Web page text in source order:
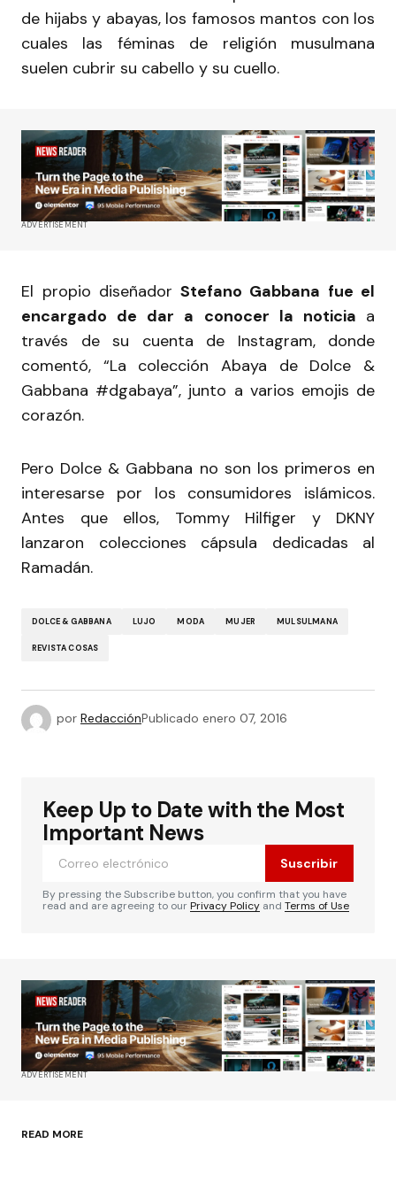
de hijabs y abayas, los famosos mantos con los
cuales las féminas de religión musulmana
suelen cubrir su cabello y su cuello.
ADVERTISEMENT
El propio diseñador Stefano Gabbana fue el
encargado de dar a conocer la noticia a
través de su cuenta de Instagram, donde
comentó, “La colección Abaya de Dolce &
Gabbana #dgabaya”, junto a varios emojis de
corazón.
Pero Dolce & Gabbana no son los primeros en
interesarse por los consumidores islámicos.
Antes que ellos, Tommy Hilfiger y DKNY
lanzaron colecciones cápsula dedicadas al
Ramadán.
DOLCE & GABBANA LUJO MODA MUJER MULSULMANA
REVISTA COSAS
por RedacciónPublicado enero 07, 2016
Keep Up to Date with the Most
Important News
Suscribir
By pressing the Subscribe button, you confirm that you have
read and are agreeing to ourPrivacy Policy and Terms of Use
ADVERTISEMENT
READ MORE